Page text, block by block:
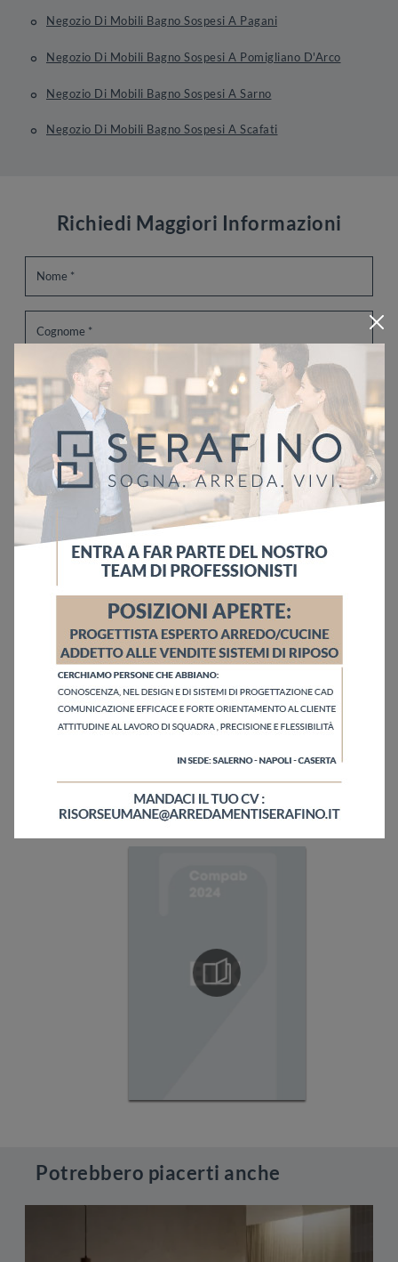
Negozio Di Mobili Bagno Sospesi A Pagani
Negozio Di Mobili Bagno Sospesi A Pomigliano D'Arco
Negozio Di Mobili Bagno Sospesi A Sarno
Negozio Di Mobili Bagno Sospesi A Scafati
Sfoglia i cataloghi
Richiedi Maggiori Informazioni
Ho letto l'informativa sullaPrivacy Policy
Potrebbero piacerti anche